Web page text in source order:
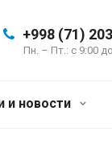
+998 (71)
Пн. – Пт.: с 9:00
и новости